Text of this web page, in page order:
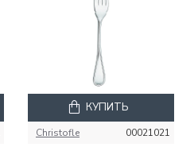
Christofle 00021021
КУПИТЬ